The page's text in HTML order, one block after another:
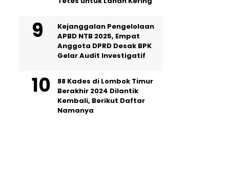
Kejanggalan Pengelolaan
APBD NTB 2025, Empat
Anggota DPRD Desak BPK
Gelar Audit Investigatif
88 Kades di Lombok Timur
Berakhir 2024 Dilantik
Kembali, Berikut Daftar
Namanya